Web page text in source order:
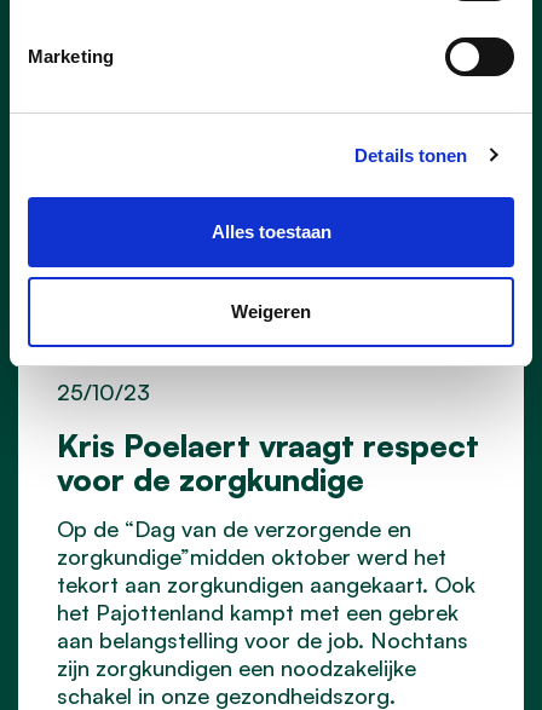
Marketing
Details tonen
Alles toestaan
Weigeren
Kris Poelaert vraagt respect
voor de zorgkundige
25/10/23
Op de “Dag van de verzorgende en
zorgkundige”midden oktober werd het
tekort aan zorgkundigen aangekaart. Ook
het Pajottenland kampt met een gebrek
aan belangstelling voor de job. Nochtans
zijn zorgkundigen een noodzakelijke
schakel in onze gezondheidszorg.